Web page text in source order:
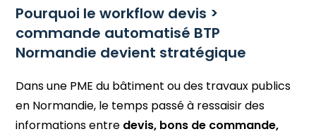
Pourquoi le workflow devis >
commande automatisé BTP
Normandie devient stratégique
Dans une PME du bâtiment ou des travaux publics
en Normandie, le temps passé à ressaisir des
informations entre devis, bons de commande,